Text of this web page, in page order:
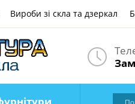
Вироби зі скла та дзеркал